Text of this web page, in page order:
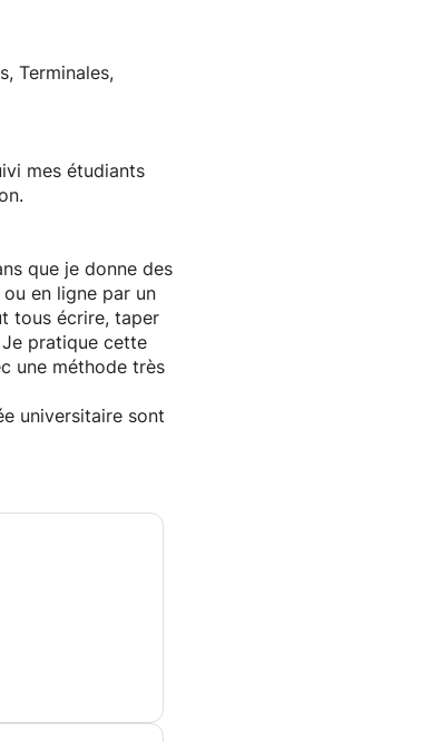
Terminales,
mes étudiants
que je donne des
en ligne par un
tous écrire, taper
pratique cette
une méthode très
universitaire sont
QUI SONT TRÈS